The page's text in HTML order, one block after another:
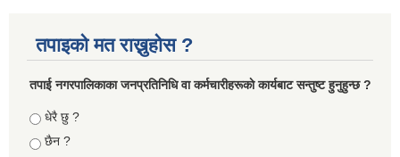
तपाइको मत राख्नुहोस ?
तपा‌ई नगरपालिकाका जनप्रतिनिधि वा कर्मचारीहरूकाे कार्यबाट सन्तुष्ट हुनुहुन्छ ?
Choices
धेरै छु ?
छैन ?